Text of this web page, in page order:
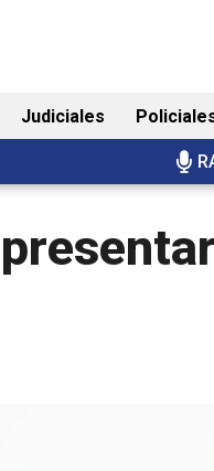
Judiciales